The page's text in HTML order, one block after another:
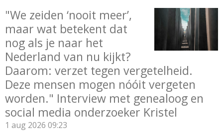
"We zeiden ‘nooit meer’,
maar wat betekent dat
nog als je naar het
Nederland van nu kijkt?
Daarom: verzet tegen vergetelheid.
Deze mensen mogen nóóit vergeten
worden." Interview met genealoog en
social media onderzoeker Kristel
1 aug 2026 09:23